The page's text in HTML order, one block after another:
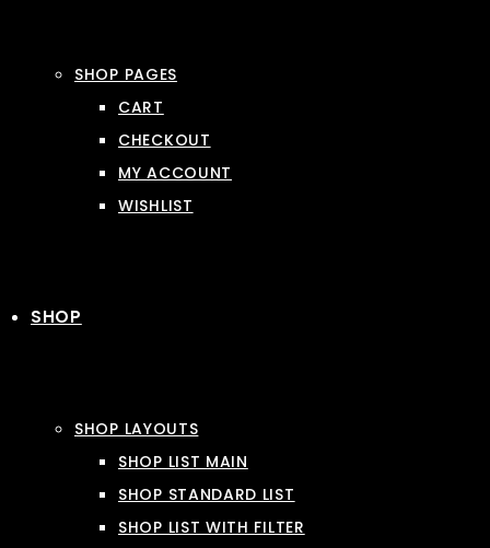
SHOP PAGES
CART
CHECKOUT
MY ACCOUNT
WISHLIST
SHOP
SHOP LAYOUTS
SHOP LIST MAIN
SHOP STANDARD LIST
SHOP LIST WITH FILTER